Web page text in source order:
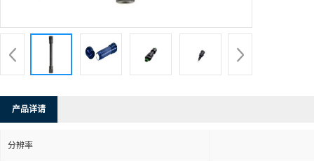
产品详请
分辨率